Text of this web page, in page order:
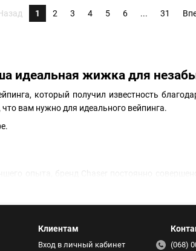
идеальная жижка для
который получил известность
вам нужно для идеального вейпинга.
опыта, бренд Chaser постоянно
каждая из которых имеет свои уникальные
1 2 3 4 5 6 ... 31
Клиентам
Вход в личный кабинет (068)